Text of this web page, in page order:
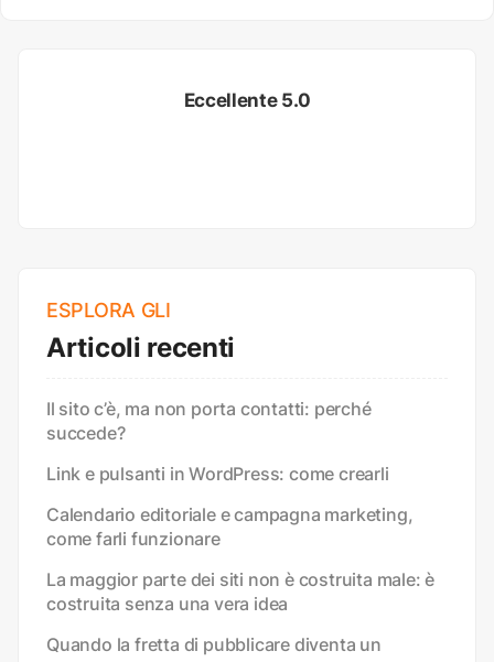
Eccellente 5.0
ESPLORA GLI
Articoli recenti
Il sito c’è, ma non porta contatti: perché
succede?
Link e pulsanti in WordPress: come crearli
Calendario editoriale e campagna marketing,
come farli funzionare
La maggior parte dei siti non è costruita male: è
costruita senza una vera idea
Quando la fretta di pubblicare diventa un